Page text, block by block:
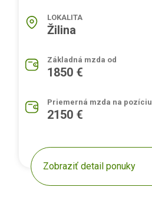
LOKALITA
Žilina
Základná mzda od
1850 €
Priemerná mzda na pozíciu
2150 €
Zobraziť detail ponuky